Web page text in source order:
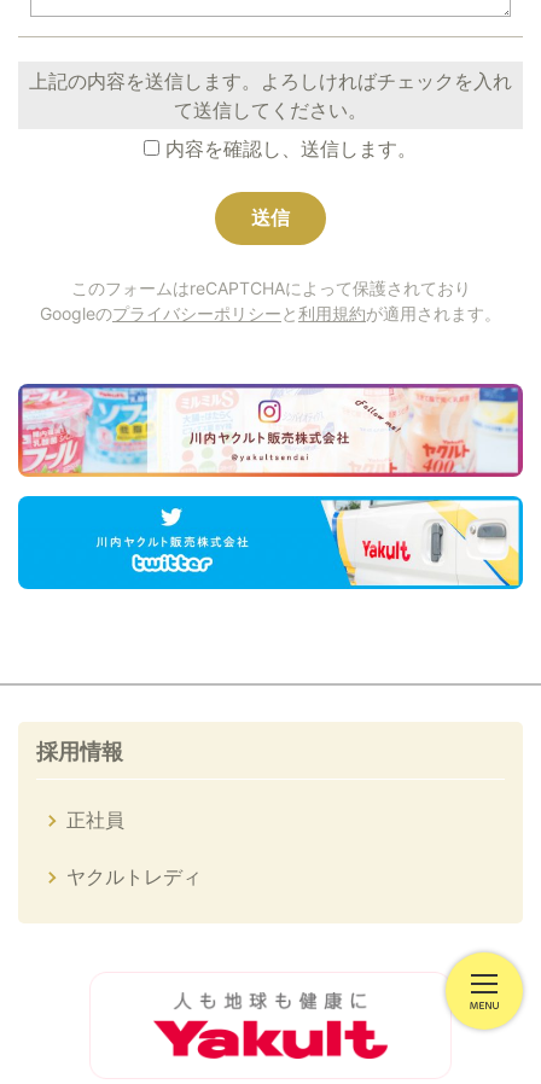
上記の内容を送信します。よろしければチェックを入れ
て送信してください。
内容を確認し、送信します。
このフォームはreCAPTCHAによって保護されており
Googleのプライバシーポリシーと利用規約が適用されます。
採用情報
正社員
ヤクルトレディ